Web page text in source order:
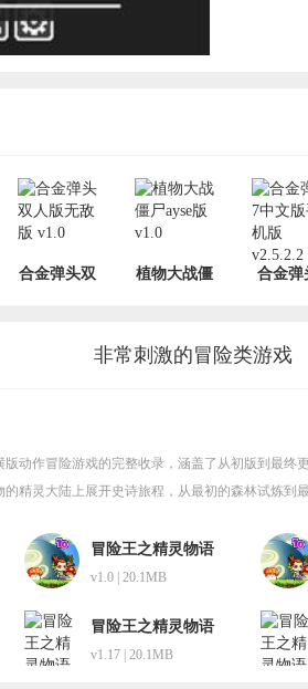
合金弹头双
植物大战僵
合金弹
非常刺激的冒险类游戏
版动作冒险游戏的完整收录，涵盖了从初版到最终
精灵大陆上展开史诗旅程，从最初的森林试炼到
都能一次性领略这款作品的全部魅力。无论是重
过的冒险盛宴。
冒险王之精灵物语
双人无敌版
v1.0 | 20.1MB
冒险王之精灵物语
手机版
v1.17 | 20.1MB